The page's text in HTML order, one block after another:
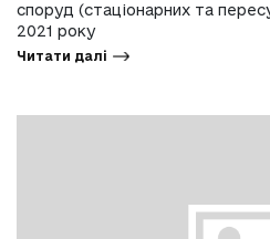
споруд (стаціонарних та
2021 року
Читати далі